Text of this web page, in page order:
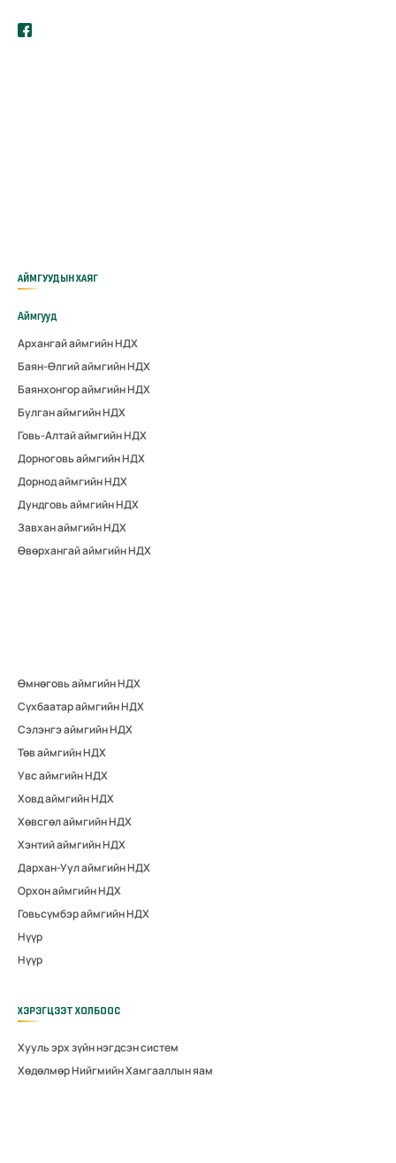
АЙМГУУДЫН ХАЯГ
Аймгууд
Архангай аймгийн НДХ
Баян-Өлгий аймгийн НДХ
Баянхонгор аймгийн НДХ
Булган аймгийн НДХ
Говь-Алтай аймгийн НДХ
Дорноговь аймгийн НДХ
Дорнод аймгийн НДХ
Дундговь аймгийн НДХ
Завхан аймгийн НДХ
Өвөрхангай аймгийн НДХ
Өмнөговь аймгийн НДХ
Сүхбаатар аймгийн НДХ
Сэлэнгэ аймгийн НДХ
Төв аймгийн НДХ
Увс аймгийн НДХ
Ховд аймгийн НДХ
Хөвсгөл аймгийн НДХ
Хэнтий аймгийн НДХ
Дархан-Уул аймгийн НДХ
Орхон аймгийн НДХ
Говьсүмбэр аймгийн НДХ
Нүүр
Нүүр
ХЭРЭГЦЭЭТ ХОЛБООС
Хууль эрх зүйн нэгдсэн систем
Хөдөлмөр Нийгмийн Хамгааллын яам